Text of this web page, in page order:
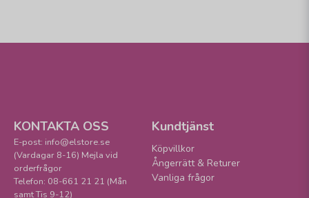
KONTAKTA OSS
E-post: info@elstore.se
(Vardagar 8-16) Mejla vid
orderfrågor
Telefon: 08-661 21 21 (Mån
samt Tis 9-12)
Kundtjänst
Köpvillkor
Ångerrätt & Returer
Vanliga frågor